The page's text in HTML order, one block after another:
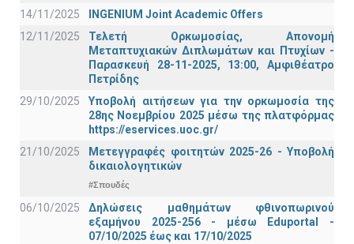
14/11/2025
INGENIUM Joint Academic Offers
12/11/2025
Τελετή Ορκωμοσίας, Απονομή
Μεταπτυχιακών Διπλωμάτων και Πτυχίων -
Παρασκευή 28-11-2025, 13:00, Αμφιθέατρο
Πετρίδης
29/10/2025
Υποβολή αιτήσεων για την ορκωμοσία της
28ης Νοεμβρίου 2025 μέσω της πλατφόρμας
https://eservices.uoc.gr/
21/10/2025
Μετεγγραφές φοιτητών 2025-26 - Υποβολή
δικαιολογητικών
#Σπουδές
06/10/2025
Δηλώσεις μαθημάτων φθινοπωρινού
εξαμήνου 2025-256 - μέσω Εduportal -
07/10/2025 έως και 17/10/2025